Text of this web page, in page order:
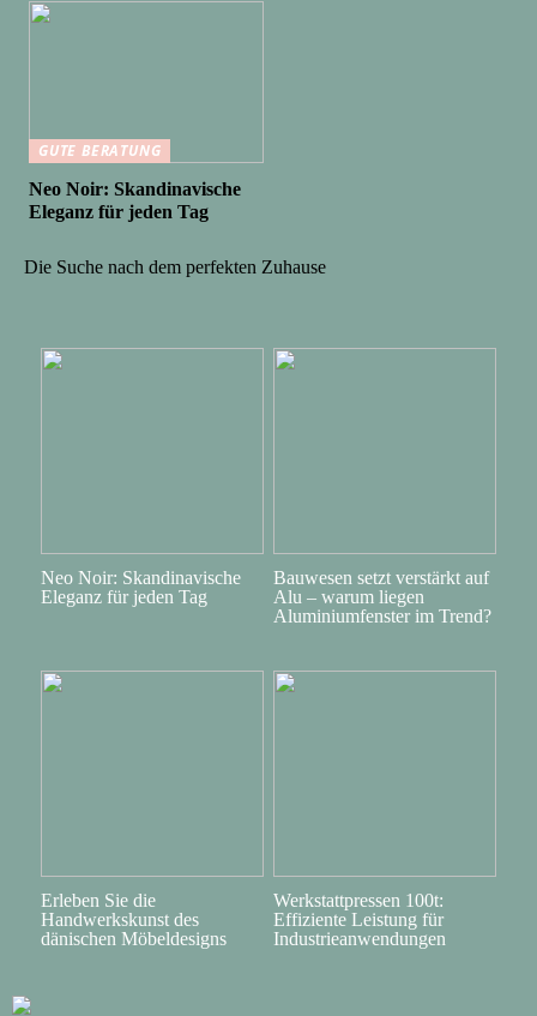
GUTE BERATUNG
Neo Noir: Skandinavische
Eleganz für jeden Tag
Die Suche nach dem perfekten Zuhause
Neo Noir: Skandinavische
Eleganz für jeden Tag
Bauwesen setzt verstärkt auf
Alu – warum liegen
Aluminiumfenster im Trend?
Erleben Sie die
Handwerkskunst des
dänischen Möbeldesigns
Werkstattpressen 100t:
Effiziente Leistung für
Industrieanwendungen